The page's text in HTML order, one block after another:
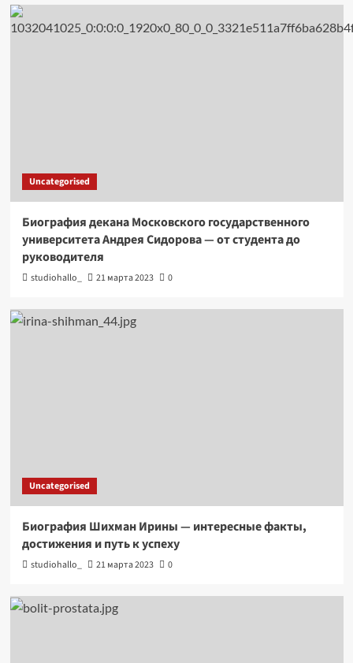
Uncategorised
Биография декана Московского государственного
университета Андрея Сидорова — от студента до
руководителя
studiohallo_ 21 марта 2023 0
Uncategorised
Биография Шихман Ирины — интересные факты,
достижения и путь к успеху
studiohallo_ 21 марта 2023 0